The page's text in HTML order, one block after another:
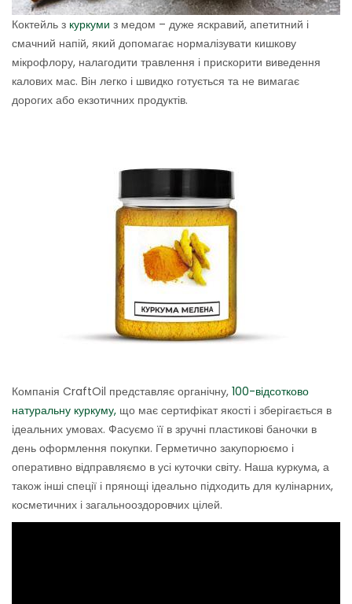
Коктейль з куркуми з медом – дуже яскравий, апетитний і
смачний напій, який допомагає нормалізувати кишкову
мікрофлору, налагодити травлення і прискорити виведення
калових мас. Він легко і швидко готується та не вимагає
дорогих або екзотичних продуктів.
Компанія CraftOil представляє органічну, 100-відсотково
натуральну куркуму, що має сертифікат якості і зберігається в
ідеальних умовах. Фасуємо її в зручні пластикові баночки в
день оформлення покупки. Герметично закупорюємо і
оперативно відправляємо в усі куточки світу. Наша куркума, а
також інші спеції і прянощі ідеально підходить для кулінарних,
косметичних і загальнооздоровчих цілей.